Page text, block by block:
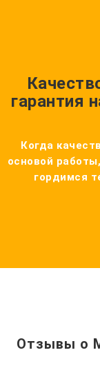
гарантия
Когда
основой
гордимся
Отзывы о